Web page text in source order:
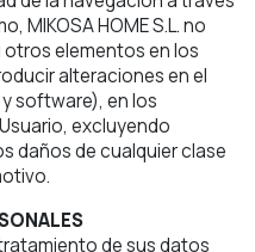
MIKOSA HOME S.L. no
otros elementos en los
alteraciones en el
software), en los
excluyendo
daños de cualquier clase
de sus datos